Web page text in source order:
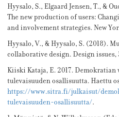
Hyysalo, S., Elgaard Jensen, T., &
The new production of users:
and involvement strategies. New
Hyysalo, V., & Hyysalo, S. (2018).
collaborative design. Design
Kiiski Kataja, E. 2017.
tulevaisuuden osallisuutta. Haettu
https://www.sitra.fi/julkaisut/
tulevaisuuden-osallisuutta/.